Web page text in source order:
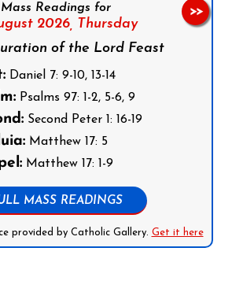
Mass Readings for
2026,
Thursday
of the Lord Feast
Daniel 7: 9-10, 13-14
Psalms 97: 1-2, 5-6, 9
Second Peter 1: 16-19
Matthew 17: 5
Matthew 17: 1-9
MASS READINGS
provided by Catholic Gallery. Get it here
>>